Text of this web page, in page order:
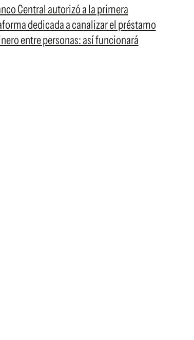
Central autorizó a la primera
dedicada a canalizar el préstamo
entre personas: así funcionará